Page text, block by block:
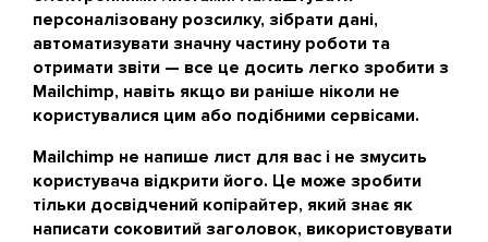
персоналізовану розсилку, зібрати дані,
автоматизувати значну частину роботи та
отримати звіти — все це досить легко зробити з
Mailchimp, навіть якщо ви раніше ніколи не
користувалися цим або подібними сервісами.
Mailchimp не напише лист для вас і не змусить
користувача відкрити його. Це може зробити
тільки досвідчений копірайтер, який знає як
написати соковитий заголовок, використовувати